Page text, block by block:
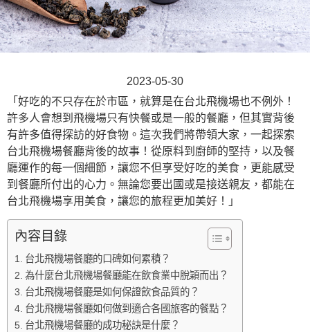
2023-05-30
「好吃的不只存在於市區，就算是在台北飛機場也不例外！
許多人會想到飛機場只有快餐或是一般的餐廳，但其實背後
有許多值得探訪的好食物。這次我們將帶領大家，一起探索
台北飛機場餐廳背後的故事！從原料到廚師的堅持，以及餐
廳運作的每一個細節，讓您不但享受好吃的美食，更能感受
到餐廳所付出的心力。無論您要出國或是接送親友，都能在
台北飛機場享用美食，讓您的旅程更加美好！」
內容目錄
台北飛機場餐廳的口碑如何累積？
為什麼台北飛機場餐廳能在飲食業中脫穎而出？
台北飛機場餐廳是如何保證飲食品質的？
台北飛機場餐廳如何做到適合各國旅客的餐點？
台北飛機場餐廳的成功秘訣是什麼？